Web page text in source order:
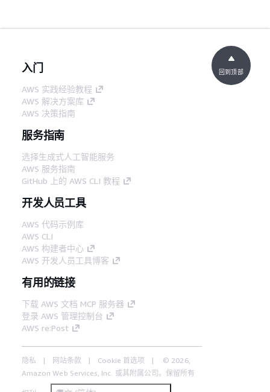
入门
AWS 实践经验教程
AWS 解决方案库
AWS 决策指南
服务指南
选择生成式人工智能服务
AWS 服务指南
GitHub 上的 AWS CLI 教程
开发人员工具
AWS 代码示例库
AWS CLI
AWS 构建者中心
AWS 开发人员工具博客
有用的链接
下载 AWS 文档 MCP 服务器
登录 AWS 管理控制台
AWS re:Post
隐私 网站条款 Cookie 首选项
© 2026,
Amazon Web Services, Inc. 或其附属公司。保留所有
回到顶部